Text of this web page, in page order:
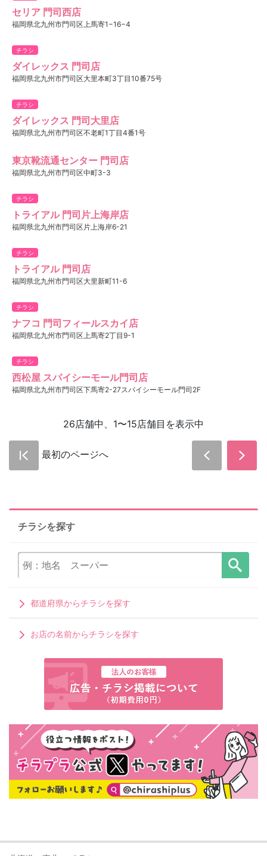
セリア 門司西店
福岡県北九州市門司区上馬寄1−16−4
チラシ
ダイレックス 門司店
福岡県北九州市門司区大里本町3丁目10番75号
チラシ
ダイレックス 門司大里店
福岡県北九州市門司区不老町1丁目4番1号
東京靴流通センター 門司店
福岡県北九州市門司区中町3-3
チラシ
トライアル 門司片上海岸店
福岡県北九州市門司区片上海岸6-21
チラシ
トライアル 門司店
福岡県北九州市門司区大里新町11-6
チラシ
ナフコ 門司フィールスカイ店
福岡県北九州市門司区上馬寄2丁目9-1
チラシ
西松屋 スパイシーモール門司店
福岡県北九州市門司区下馬寄2-27スパイシーモール門司2F
26店舗中、1〜15店舗目を表示中
最初のページへ
チラシを探す
都道府県からチラシを探す
お店の名前からチラシを探す